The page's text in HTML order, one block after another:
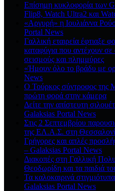
Επίσημη κυκλοφορία των
Flip8, Watch Ultra2 και
«Αργυρή» η Ιουλιάννα
Portal News
Γαλλική εταιρεία έφτιαξε
καταφύγια που αντέχουν
σεισμούς και πλημμύρες
«Ήμουν όλο το βράδυ με
News
Ο Τούρκος σύντροφος της
πρώτη φορά στην κάμερα
Δείτε την απίστευτη
Galaksias Portal News
Στις 2 Σεπτεμβρίου
της ΕΛ.Α.Σ. στη
Γρήγορες και απλές
– Galaksias Portal News
Διακοπές στη Γαλλική
Θεοδωρίδη και τα παιδιά
Τα καλοκαιρινά
Galaksias Portal News